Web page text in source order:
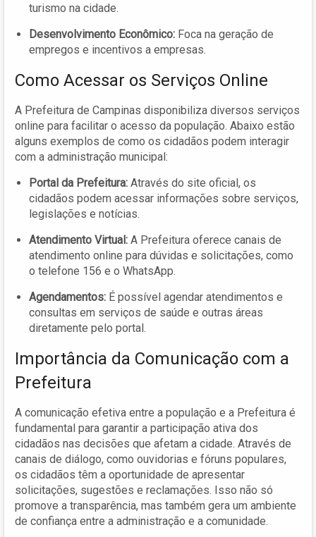
turismo na cidade.
Desenvolvimento Econômico: Foca na geração de
empregos e incentivos a empresas.
Como Acessar os Serviços Online
A Prefeitura de Campinas disponibiliza diversos serviços
online para facilitar o acesso da população. Abaixo estão
alguns exemplos de como os cidadãos podem interagir
com a administração municipal:
Portal da Prefeitura: Através do site oficial, os
cidadãos podem acessar informações sobre serviços,
legislações e notícias.
Atendimento Virtual: A Prefeitura oferece canais de
atendimento online para dúvidas e solicitações, como
o telefone 156 e o WhatsApp.
Agendamentos: É possível agendar atendimentos e
consultas em serviços de saúde e outras áreas
diretamente pelo portal.
Importância da Comunicação com a
Prefeitura
A comunicação efetiva entre a população e a Prefeitura é
fundamental para garantir a participação ativa dos
cidadãos nas decisões que afetam a cidade. Através de
canais de diálogo, como ouvidorias e fóruns populares,
os cidadãos têm a oportunidade de apresentar
solicitações, sugestões e reclamações. Isso não só
promove a transparência, mas também gera um ambiente
de confiança entre a administração e a comunidade.